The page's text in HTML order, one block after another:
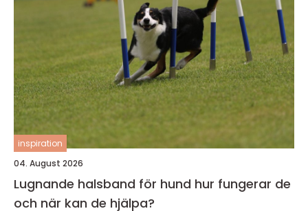
inspiration
04. August 2026
Lugnande halsband för hund hur fungerar de
och när kan de hjälpa?